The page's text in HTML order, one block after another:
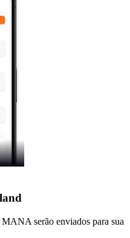
serão enviados para sua